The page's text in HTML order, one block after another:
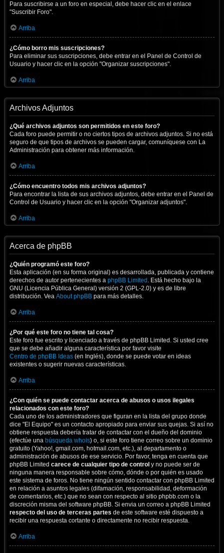
Para suscribirse a un foro en especial, debe hacer clic en el enlace
"Suscribir Foro".
Arriba
¿Cómo borro mis suscripciones?
Para eliminar sus suscripciones, debe entrar en el Panel de Control de
Usuario y hacer clic en la opción "Organizar suscripciones".
Arriba
Archivos Adjuntos
¿Qué archivos adjuntos son permitidos en este foro?
Cada foro puede permitir o no ciertos tipos de archivos adjuntos. Si no está
seguro de que tipos de archivos se pueden cargar, comuníquese con La
Administración para obtener más información.
Arriba
¿Cómo encuentro todos mis archivos adjuntos?
Para encontrar la lista de sus archivos adjuntos, debe entrar en el Panel de
Control de Usuario y hacer clic en la opción "Organizar adjuntos".
Arriba
Acerca de phpBB
¿Quién programó este foro?
Esta aplicación (en su forma original) es desarrollada, publicada y contiene
derechos de autor pertenecientes a phpBB Limited . Está hecho bajo la
GNU (Licencia Pública General) versión 2 (GPL-2.0) y es de libre
distribución. Vea About phpBB para más detalles.
Arriba
¿Por qué este foro no tiene tal cosa?
Este foro fue escrito y licenciado a través de phpBB Limited. Si usted cree
que se debe añadir alguna característica por favor visite
Centro de phpBB Ideas (en Inglés), donde se puede votar en ideas
existentes o sugerir nuevas características.
Arriba
¿Con quién se puede contactar acerca de abusos o usos ilegales
relacionados con este foro?
Cada uno de los administradores que figuran en la lista del grupo donde
dice "El Equipo" es un contacto apropiado para enviar sus quejas. Si así no
obtiene respuesta debería tratar de contactar con el dueño del dominio
(efectúe una búsqueda whois) o, si este foro tiene correo sobre un dominio
gratuito (Yahoo!, gmail.com, hotmail.com, etc.), al departamento o
administración de abusos de ese servicio. Por favor, tenga en cuenta que
phpBB Limited carece de cualquier tipo de control y no puede ser de
ninguna manera responsable sobre cómo, dónde o por quién es usado
este sistema de foros. No tiene ningún sentido contactar con phpBB Limited
en relación a asuntos legales (difamación, responsabilidad, deformación
de comentarios, etc.) que no sean con respecto al sitio phpbb.com o la
discreción misma del software phpBB. Si envia un correo a phpBB Limited
respecto del uso de terceras partes de este software esté dispuesto a
recibir una respuesta cortante o directamente no recibir respuesta.
Arriba